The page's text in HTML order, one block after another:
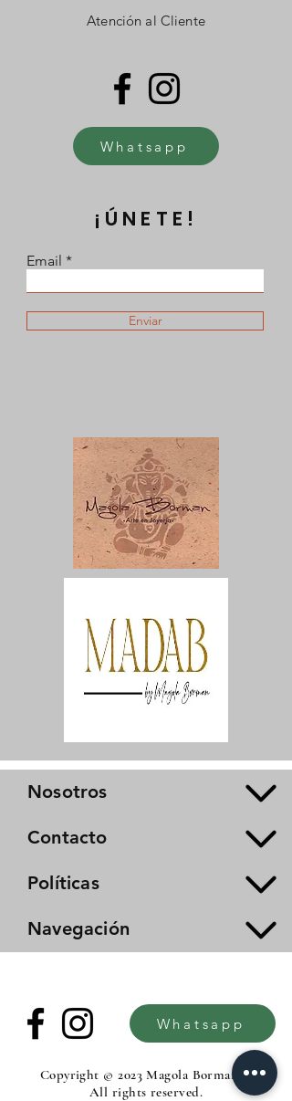
Atención al Cliente
Whatsapp
¡ÚNETE!
Email
Enviar
Nosotros
Contacto
Políticas
Navegación
Whatsapp
Copyright © 2023 Magola Borman®.
All rights reserved.